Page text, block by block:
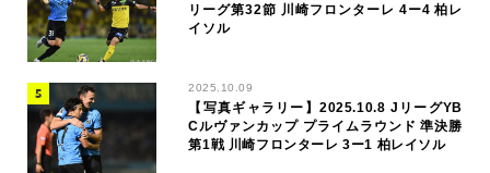
リーグ第32節 川崎フロンターレ 4ー4 柏レ
イソル
2025.10.09
【写真ギャラリー】2025.10.8 JリーグYB
Cルヴァンカップ プライムラウンド 準決勝
第1戦 川崎フロンターレ 3ー1 柏レイソル